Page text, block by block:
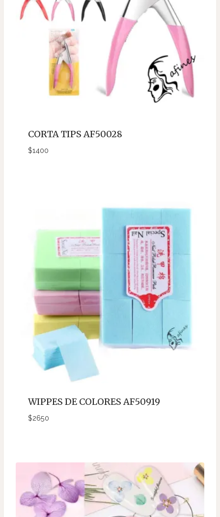
CORTA TIPS AF50028
$1400
WIPPES DE COLORES AF50919
$2650